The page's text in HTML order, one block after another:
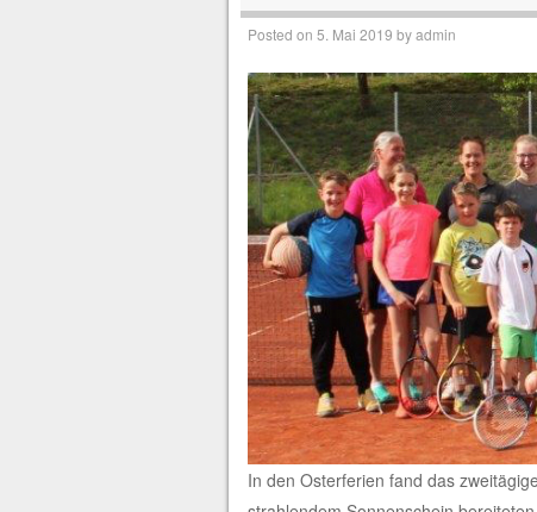
Posted on 5. Mai 2019 byadmin
In den Osterferien fand das